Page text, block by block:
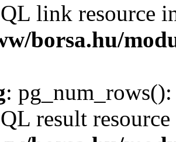
link resource
borsa.hu/
:
result